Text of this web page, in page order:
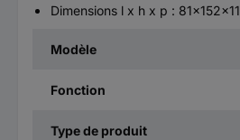
Dimensions l x h x p : 81x152x11
Modèle
Fonction
Type de produit